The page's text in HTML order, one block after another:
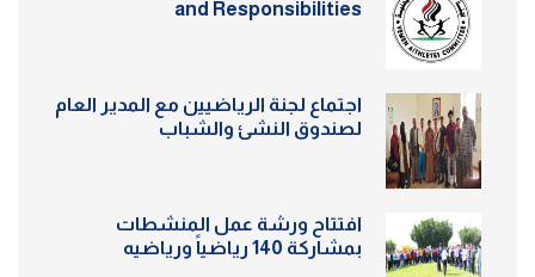
and Responsibilities
اجتماع لجنة الرياضيين مع المدير العام
لصندوق النشئ والشباب
افتتاح ورشة عمل المنشطات
بمشاركة 140 رياضياً ورياضيه